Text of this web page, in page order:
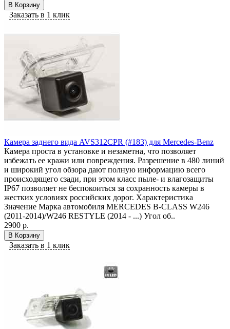
В Корзину
Заказать в 1 клик
Камера заднего вида AVS312CPR (#183) для Mercedes-Benz
Камера проста в установке и незаметна, что позволяет
избежать ее кражи или повреждения. Разрешение в 480 линий
и широкий угол обзора дают полную информацию всего
происходящего сзади, при этом класс пыле- и влагозащиты
IP67 позволяет не беспокоиться за сохранность камеры в
жестких условиях российских дорог. Характеристика
Значение Марка автомобиля MERCEDES B-CLASS W246
(2011-2014)/W246 RESTYLE (2014 - ...) Угол об..
2900 р.
В Корзину
Заказать в 1 клик